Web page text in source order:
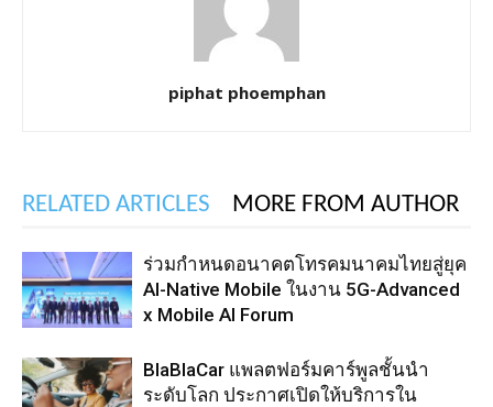
piphat phoemphan
RELATED ARTICLES MORE FROM AUTHOR
ร่วมกำหนดอนาคตโทรคมนาคมไทยสู่ยุค
AI-Native Mobile ในงาน 5G-Advanced
x Mobile AI Forum
BlaBlaCar แพลตฟอร์มคาร์พูลชั้นนำ
ระดับโลก ประกาศเปิดให้บริการใน